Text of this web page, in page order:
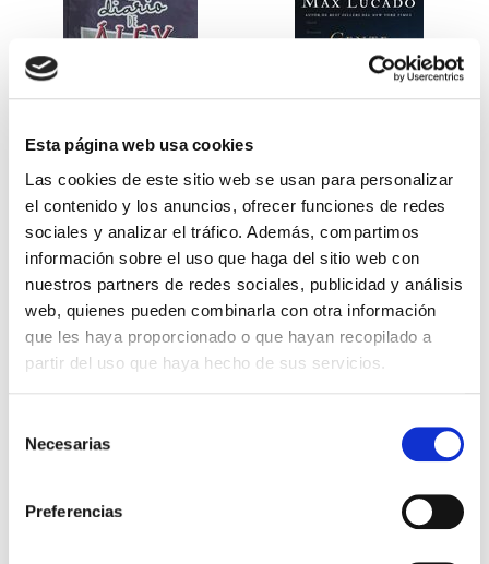
Esta página web usa cookies
Las cookies de este sitio web se usan para personalizar
el contenido y los anuncios, ofrecer funciones de redes
sociales y analizar el tráfico. Además, compartimos
información sobre el uso que haga del sitio web con
nuestros partners de redes sociales, publicidad y análisis
web, quienes pueden combinarla con otra información
que les haya proporcionado o que hayan recopilado a
partir del uso que haya hecho de sus servicios.
Necesarias
Preferencias
El diario de Álex 3: ¡Álex,
cámara y acción!
Miguel Ángel Gómez & Pedro
9,99€ 0,50€ (5%)
9,49€
Stock:-
Gente Común Perdidos y
Hallados
Max Lucado
16,00€ 0,80€ (5%)
15,20€
Stock:-